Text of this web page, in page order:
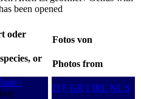
been opened
oder
Fotos von
or
Photos from
/
D F GR I IRL NL S